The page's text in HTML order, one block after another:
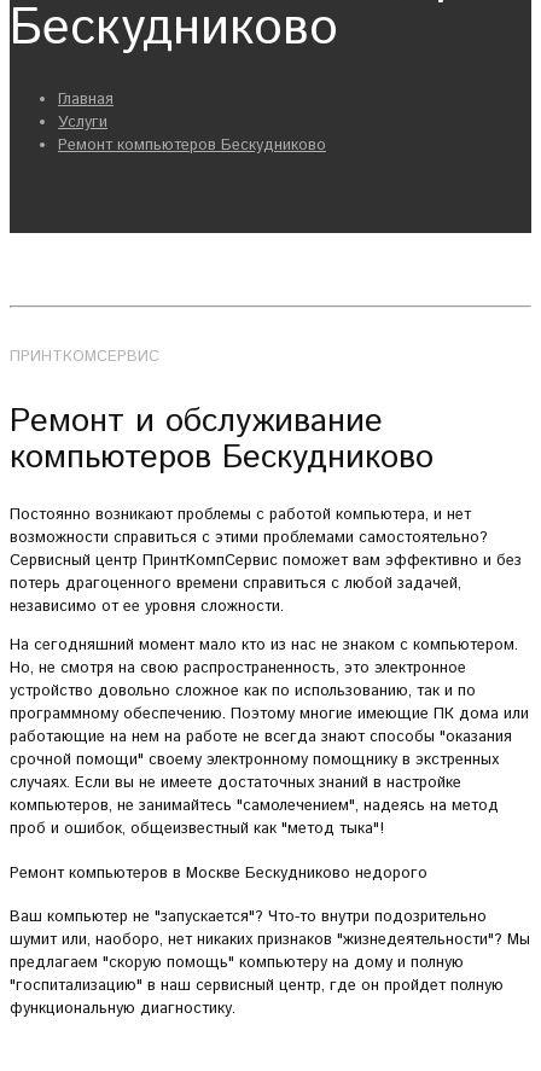
Бескудниково
Главная
Услуги
Ремонт компьютеров Бескудниково
ПРИНТКОМСЕРВИС
Ремонт и обслуживание
компьютеров Бескудниково
Постоянно возникают проблемы с работой компьютера, и нет
возможности справиться с этими проблемами самостоятельно?
Сервисный центр ПринтКомпСервис поможет вам эффективно и без
потерь драгоценного времени справиться с любой задачей,
независимо от ее уровня сложности.
На сегодняшний момент мало кто из нас не знаком с компьютером.
Но, не смотря на свою распространенность, это электронное
устройство довольно сложное как по использованию, так и по
программному обеспечению. Поэтому многие имеющие ПК дома или
работающие на нем на работе не всегда знают способы "оказания
срочной помощи" своему электронному помощнику в экстренных
случаях. Если вы не имеете достаточных знаний в настройке
компьютеров, не занимайтесь "самолечением", надеясь на метод
проб и ошибок, общеизвестный как "метод тыка"!
Ремонт компьютеров в Москве Бескудниково недорого
Ваш компьютер не "запускается"? Что-то внутри подозрительно
шумит или, наоборо, нет никаких признаков "жизнедеятельности"? Мы
предлагаем "скорую помощь" компьютеру на дому и полную
"госпитализацию" в наш сервисный центр, где он пройдет полную
функциональную диагностику.